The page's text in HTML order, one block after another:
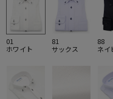
01
ホワイト
81
サックス
88
ネイ